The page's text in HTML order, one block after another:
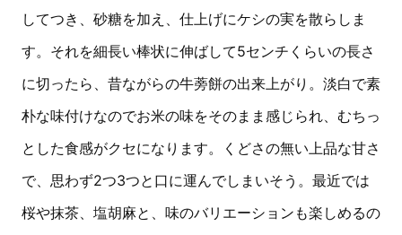
してつき、砂糖を加え、仕上げにケシの実を散らしま
す。それを細長い棒状に伸ばして5センチくらいの長さ
に切ったら、昔ながらの牛蒡餅の出来上がり。淡白で素
朴な味付けなのでお米の味をそのまま感じられ、むちっ
とした食感がクセになります。くどさの無い上品な甘さ
で、思わず2つ3つと口に運んでしまいそう。最近では
桜や抹茶、塩胡麻と、味のバリエーションも楽しめるの